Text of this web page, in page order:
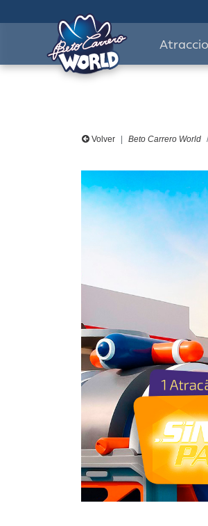
Volver Beto Carrero World